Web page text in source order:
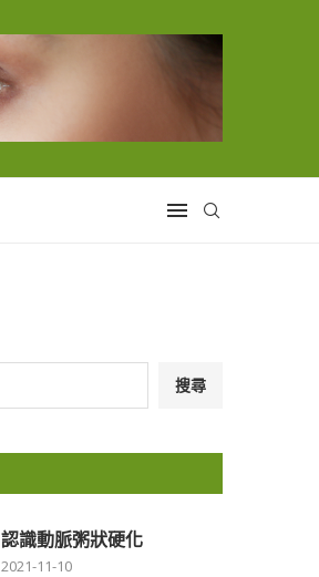
搜尋
認識動脈粥狀硬化
2021-11-10